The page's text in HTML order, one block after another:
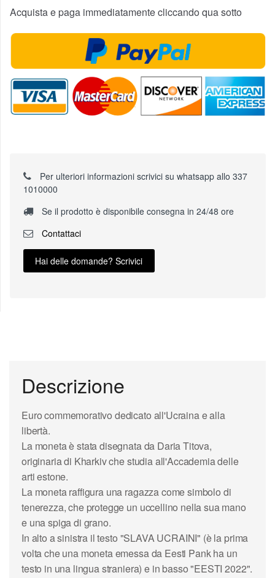
Acquista e paga immediatamente cliccando qua sotto
Per ulteriori informazioni scrivici su whatsapp allo 337
1010000
Se il prodotto è disponibile consegna in 24/48 ore
Contattaci
Hai delle domande? Scrivici
Descrizione
Euro commemorativo dedicato all'Ucraina e alla
libertà.
La moneta è stata disegnata da Daria Titova,
originaria di Kharkiv che studia all'Accademia delle
arti estone.
La moneta raffigura una ragazza come simbolo di
tenerezza, che protegge un uccellino nella sua mano
e una spiga di grano.
In alto a sinistra il testo "SLAVA UCRAINI" (è la prima
volta che una moneta emessa da Eesti Pank ha un
testo in una lingua straniera) e in basso "EESTI 2022".